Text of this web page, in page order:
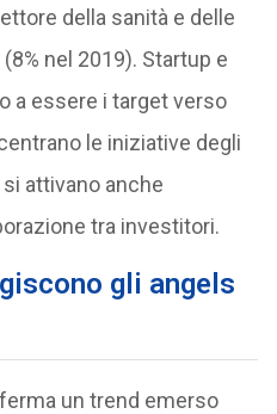
della sanità e delle
nel 2019). Startup e
a essere i target verso
le iniziative degli
attivano anche
tra investitori.
gli angels
un trend emerso